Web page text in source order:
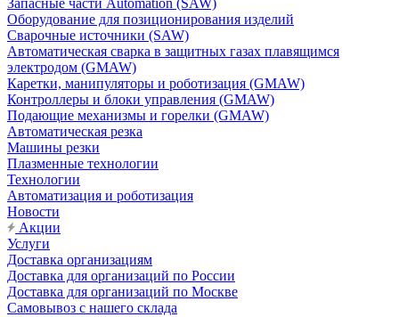
Запасные части Automation (SAW)
Оборудование для позиционирования изделий
Сварочные источники (SAW)
Автоматическая сварка в защитных газах плавящимся
электродом (GMAW)
Каретки, манипуляторы и роботизация (GMAW)
Контроллеры и блоки управления (GMAW)
Подающие механизмы и горелки (GMAW)
Автоматическая резка
Машины резки
Плазменные технологии
Технологии
Автоматизация и роботизация
Новости
Акции
Услуги
Доставка организациям
Доставка для организаций по России
Доставка для организаций по Москве
Самовывоз с нашего склада